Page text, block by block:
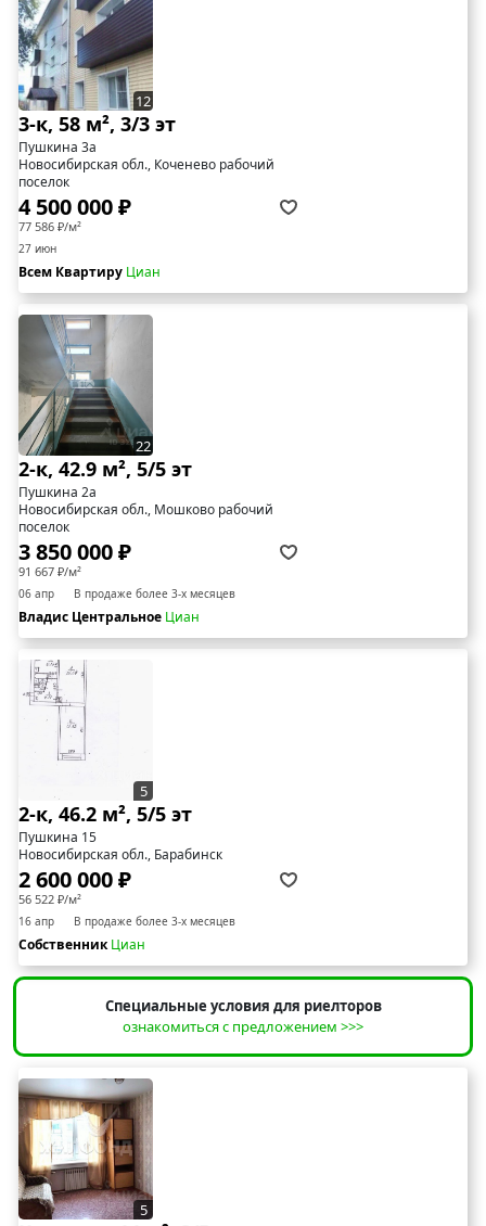
12
3-к, 58 м², 3/3 эт
Пушкина 3а
Новосибирская обл., Коченево рабочий
поселок
4 500 000 ₽
77 586 ₽/м²
27 июн
Всем Квартиру Циан
22
2-к, 42.9 м², 5/5 эт
Пушкина 2а
Новосибирская обл., Мошково рабочий
поселок
3 850 000 ₽
91 667 ₽/м²
06 апр В продаже более 3-х месяцев
Владис Центральное Циан
5
2-к, 46.2 м², 5/5 эт
Пушкина 15
Новосибирская обл., Барабинск
2 600 000 ₽
56 522 ₽/м²
16 апр В продаже более 3-х месяцев
СобственникЦиан
Специальные условия для риелторов
ознакомиться с предложением >>>
5